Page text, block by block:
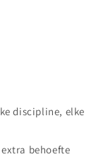
discipline, elke
behoefte